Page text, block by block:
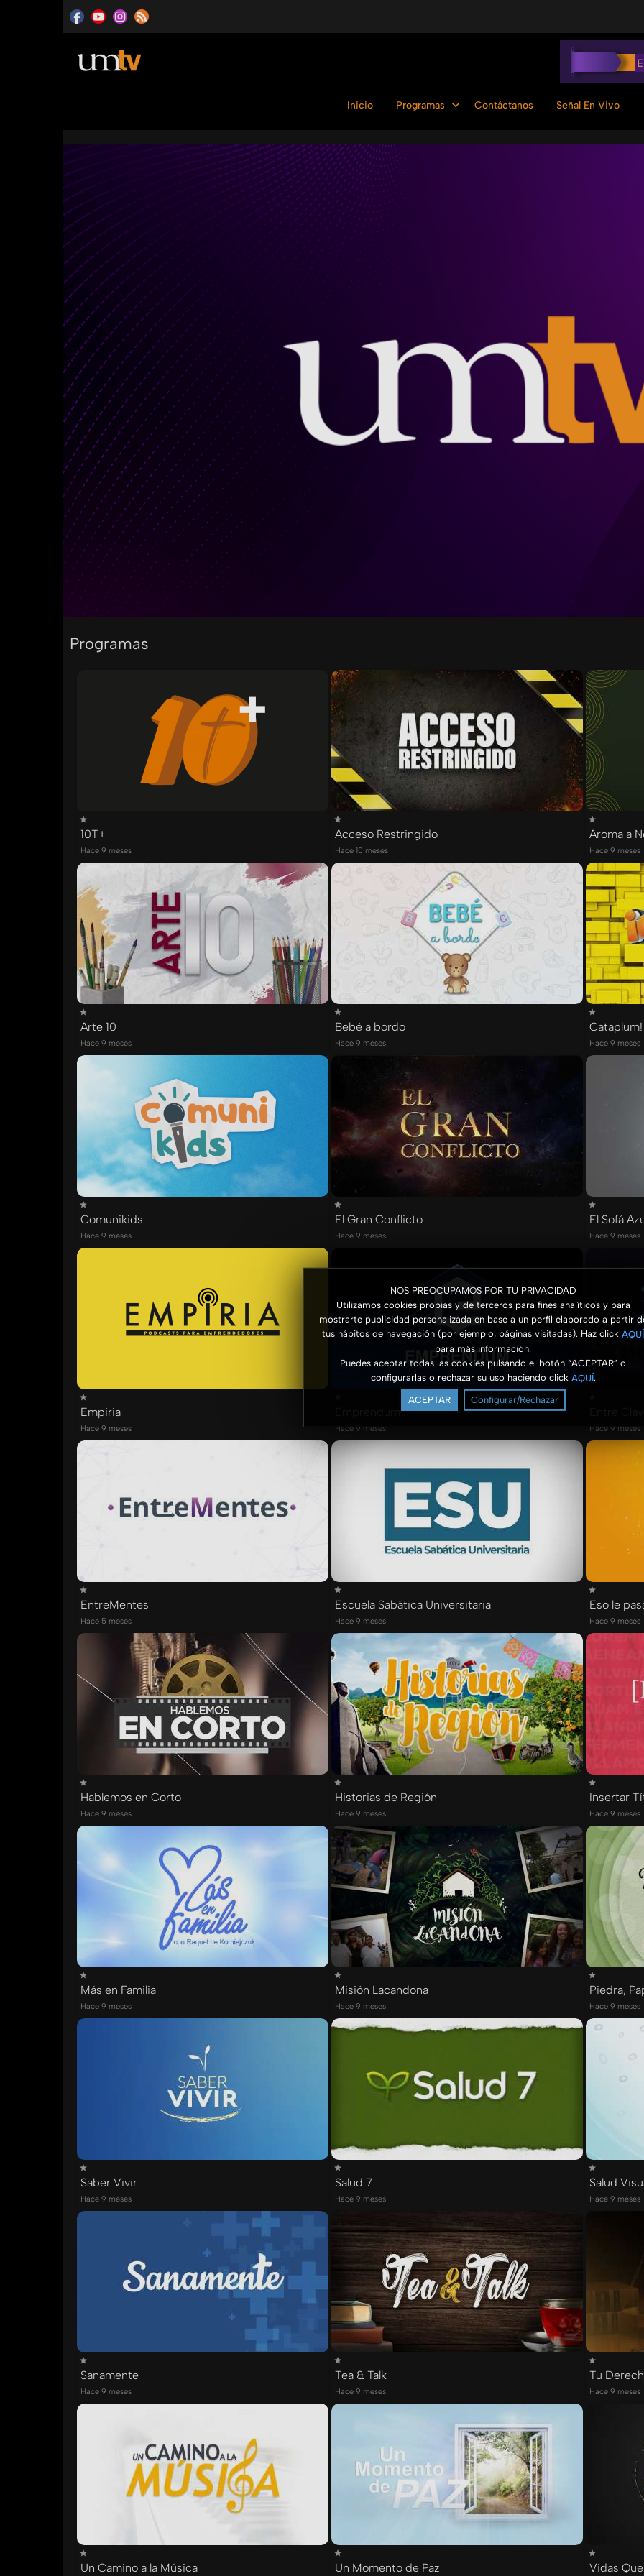
NOS PREOCUPAMOS POR TU PRIVACIDAD
Utilizamos cookies propias y de terceros para fines analíticos y para
mostrarte publicidad personalizada en base a un perfil elaborado a partir
tus hábitos de navegación (por ejemplo, páginas visitadas). Haz click AQUÍ
para más información.
Puedes aceptar todas las cookies pulsando el botón “ACEPTAR” o
configurarlas o rechazar su uso haciendo click AQUÍ.
ACEPTAR Configurar/Rechazar
Inicio Programas Contáctanos Señal En Vivo
Programas
10T+
Hace 9 meses
Acceso Restringido
Hace 10 meses
Aroma a
Hace 9 meses
Arte 10
Hace 9 meses
Bebé a bordo
Hace 9 meses
Cataplum!
Hace 9 meses
Comunikids
Hace 9 meses
El Gran Conflicto
Hace 9 meses
El Sofá
Hace 9 meses
Empiria
Hace 9 meses Hace 9 meses Hace 9 meses
EntreMentes
Hace 5 meses
Escuela Sabática Universitaria
Hace 9 meses
Eso le
Hace 9 meses
Hablemos en Corto
Hace 9 meses
Historias de Región
Hace 9 meses
Insertar
Hace 9 meses
Más en Familia
Hace 9 meses
Misión Lacandona
Hace 9 meses
Piedra,
Hace 9 meses
Saber Vivir
Hace 9 meses
Salud 7
Hace 9 meses
Salud
Hace 9 meses
Sanamente
Hace 9 meses
Tea & Talk
Hace 9 meses
Tu
Hace 9 meses
Un Camino a la Música Un Momento de Paz Vidas